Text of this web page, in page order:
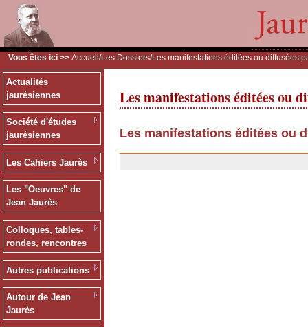
Vous êtes ici >> Accueil /Les Dossiers/Les manifestations éditées ou diffusées
Actualités
jaurésiennes
Société d'études
jaurésiennes
Les Cahiers Jaurès
Les "Oeuvres" de
Jean Jaurès
Colloques, tables-
rondes, rencontres
Autres publications
Autour de Jean
Jaurès
Les manifestations éditées ou
Les manifestations éditées ou